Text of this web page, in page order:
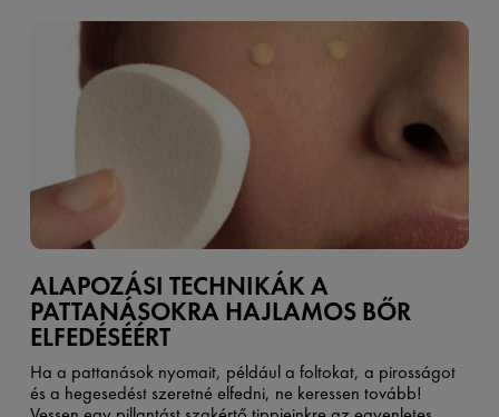
ALAPOZÁSI TECHNIKÁK A
PATTANÁSOKRA HAJLAMOS BŐR
ELFEDÉSÉÉRT
Ha a pattanások nyomait, például a foltokat, a pirosságot
és a hegesedést szeretné elfedni, ne keressen tovább!